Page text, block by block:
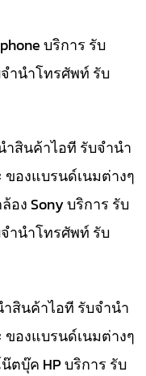
บริการ รับ
ำนำโทรศัพท์ รับ
ำสินค้าไอที รับจำนำ
องแบรนด์เนมต่างๆ
ง Sony บริการ รับ
ำนำโทรศัพท์ รับ
สินค้าไอที รับจำนำ
องแบรนด์เนมต่างๆ
ตบุ๊ค HP บริการ รับ